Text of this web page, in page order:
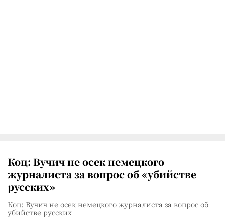
Коц: Вучич не осек немецкого
журналиста за вопрос об «убийстве
русских»
Коц: Вучич не осек немецкого журналиста за вопрос об
убийстве русских